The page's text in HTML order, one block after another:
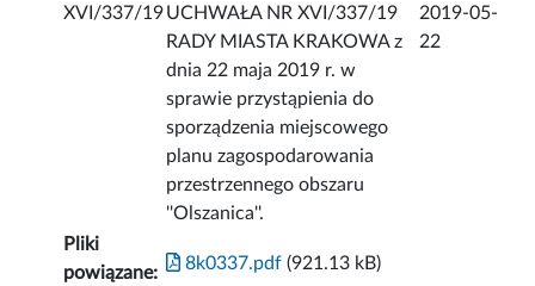
XVI/337/19UCHWAŁA NR XVI/337/19
RADY MIASTA KRAKOWA z
dnia 22 maja 2019 r. w
sprawie przystąpienia do
sporządzenia miejscowego
planu zagospodarowania
przestrzennego obszaru
''Olszanica''.
2019-05-
22
Pliki
powiązane:
8k0337.pdf (921.13 kB)